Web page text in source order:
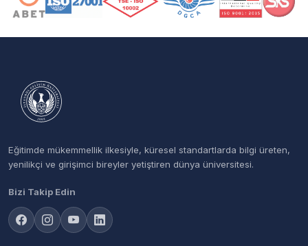
Eğitimde mükemmellik ilkesiyle, küresel standartlarda bilgi üreten,
yenilikçi ve girişimci bireyler yetiştiren dünya üniversitesi.
Bizi Takip Edin